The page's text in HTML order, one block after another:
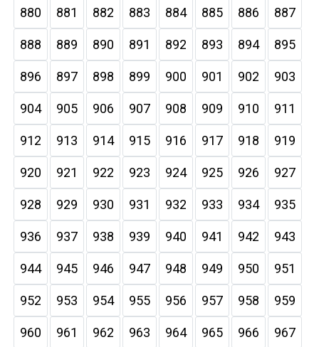
880 881 882 883 884 885 886 887
888 889 890 891 892 893 894 895
896 897 898 899 900 901 902 903
904 905 906 907 908 909 910 911
912 913 914 915 916 917 918 919
920 921 922 923 924 925 926 927
928 929 930 931 932 933 934 935
936 937 938 939 940 941 942 943
944 945 946 947 948 949 950 951
952 953 954 955 956 957 958 959
960 961 962 963 964 965 966 967